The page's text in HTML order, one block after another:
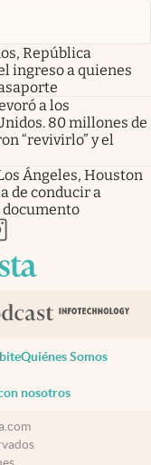
República
ingreso a quienes
a los
80 millones de
“revivirlo” y el
Ángeles, Houston
de conducir a
pestaña
nueva pestaña
en nueva pestaña
abre en nueva pestaña
Quiénes Somos
nosotros